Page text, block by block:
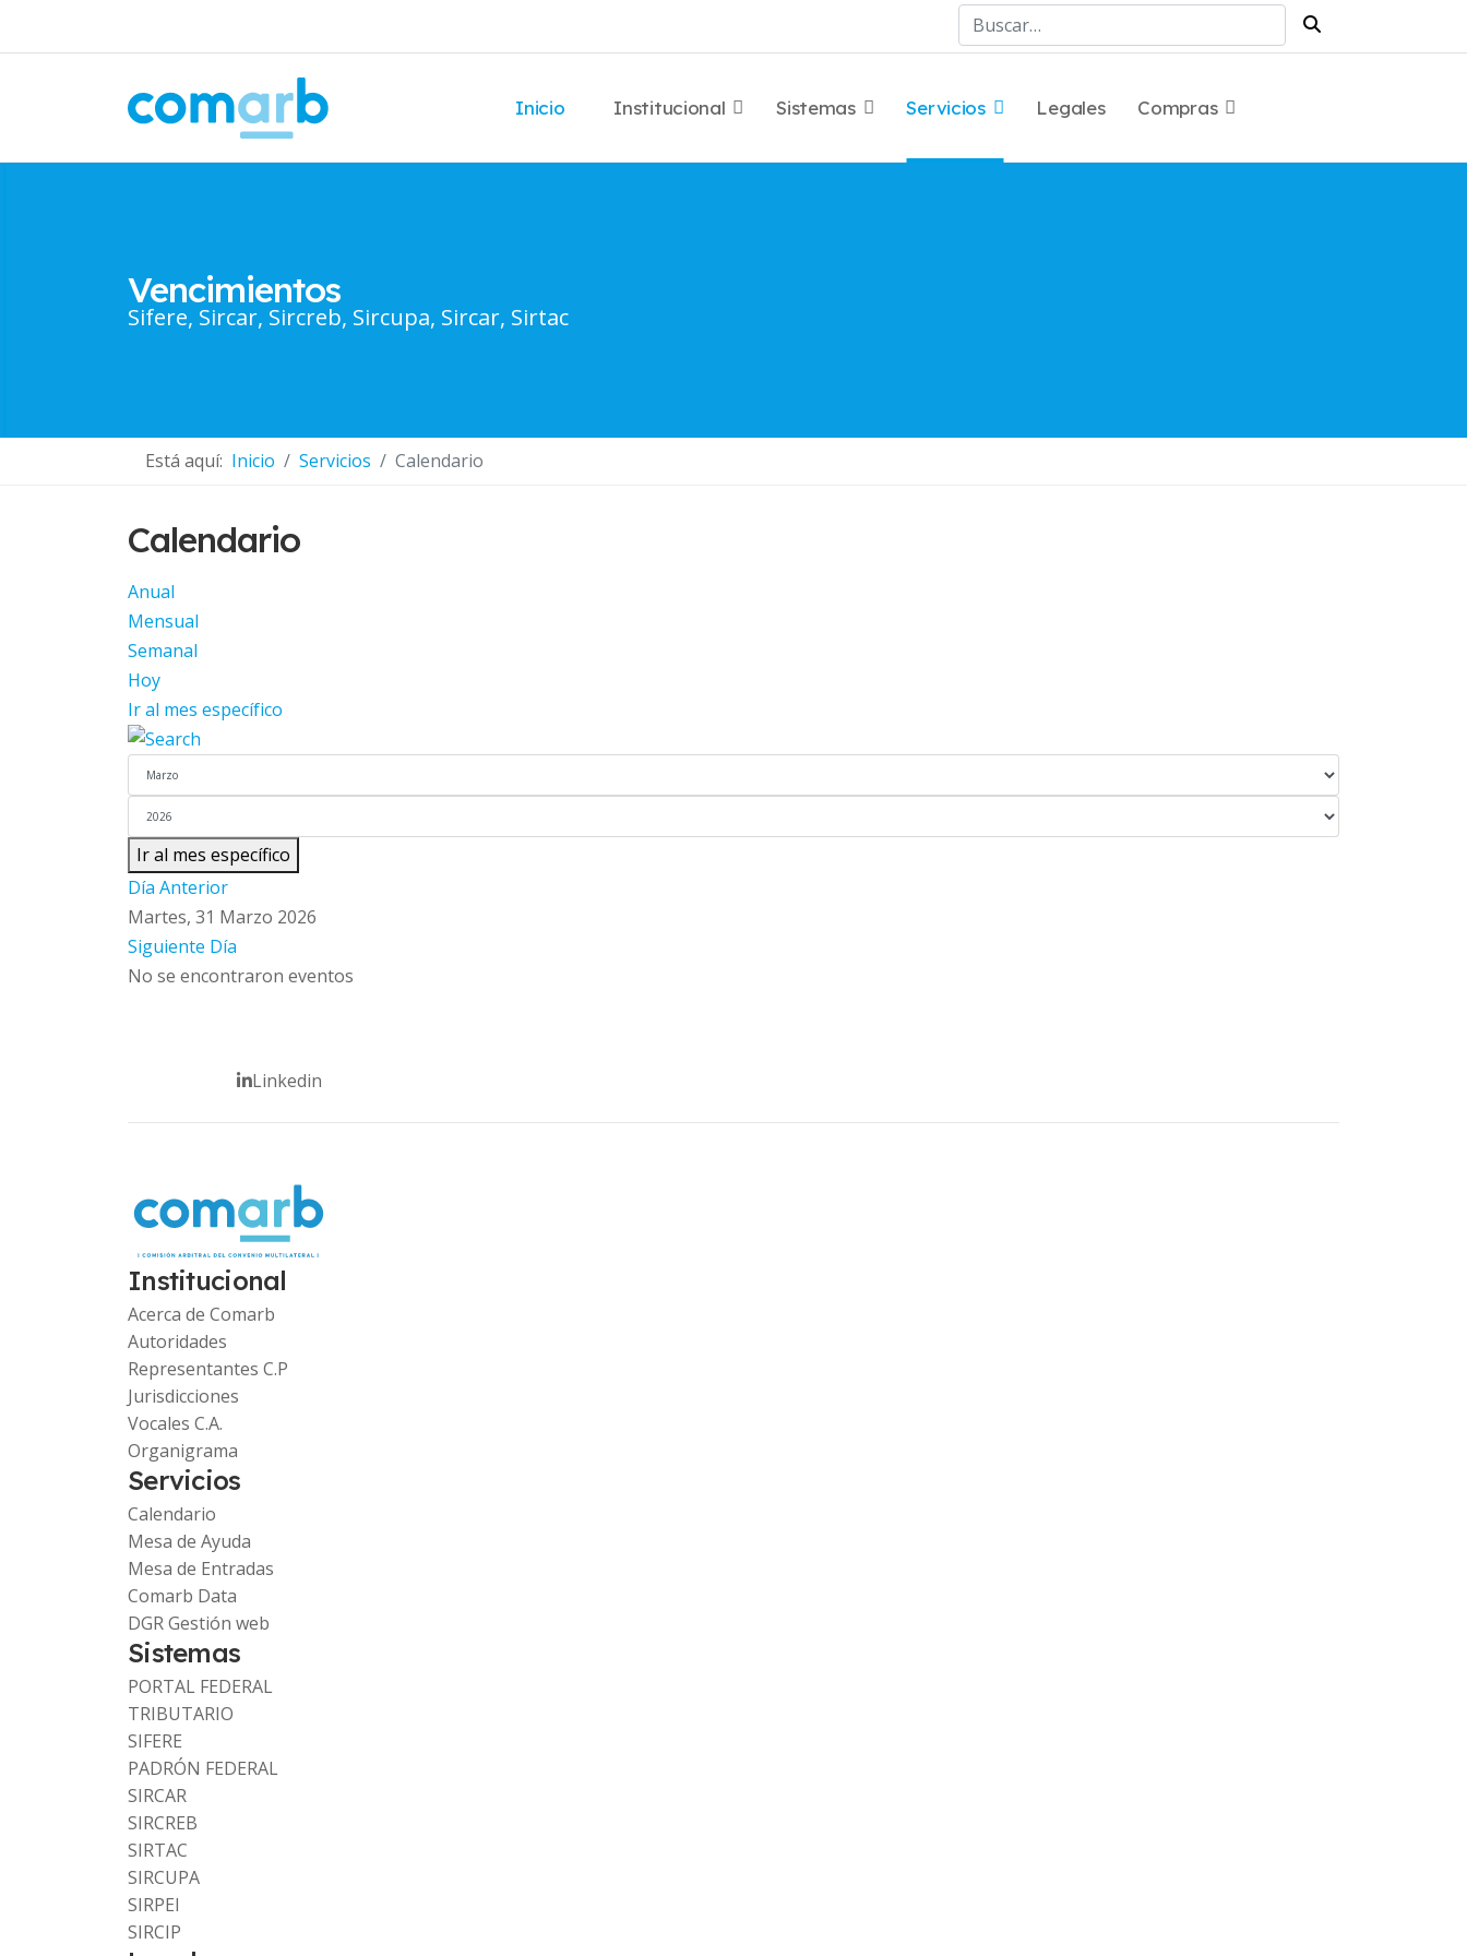
Buscar
Inicio Institucional Sistemas Servicios Legales Compras
Vencimientos
Sifere, Sircar, Sircreb, Sircupa, Sircar, Sirtac
Está aquí: Inicio Servicios Calendario
Calendario
Anual
Mensual
Semanal
Hoy
Ir al mes específico
Ir al mes específico
Día Anterior
Martes, 31 Marzo 2026
Siguiente Día
No se encontraron eventos
Linkedin
Institucional
Acerca de Comarb
Autoridades
Representantes C.P
Jurisdicciones
Vocales C.A.
Organigrama
Servicios
Calendario
Mesa de Ayuda
Mesa de Entradas
Comarb Data
DGR Gestión web
Sistemas
PORTAL FEDERAL
TRIBUTARIO
SIFERE
PADRÓN FEDERAL
SIRCAR
SIRCREB
SIRTAC
SIRCUPA
SIRPEI
SIRCIP